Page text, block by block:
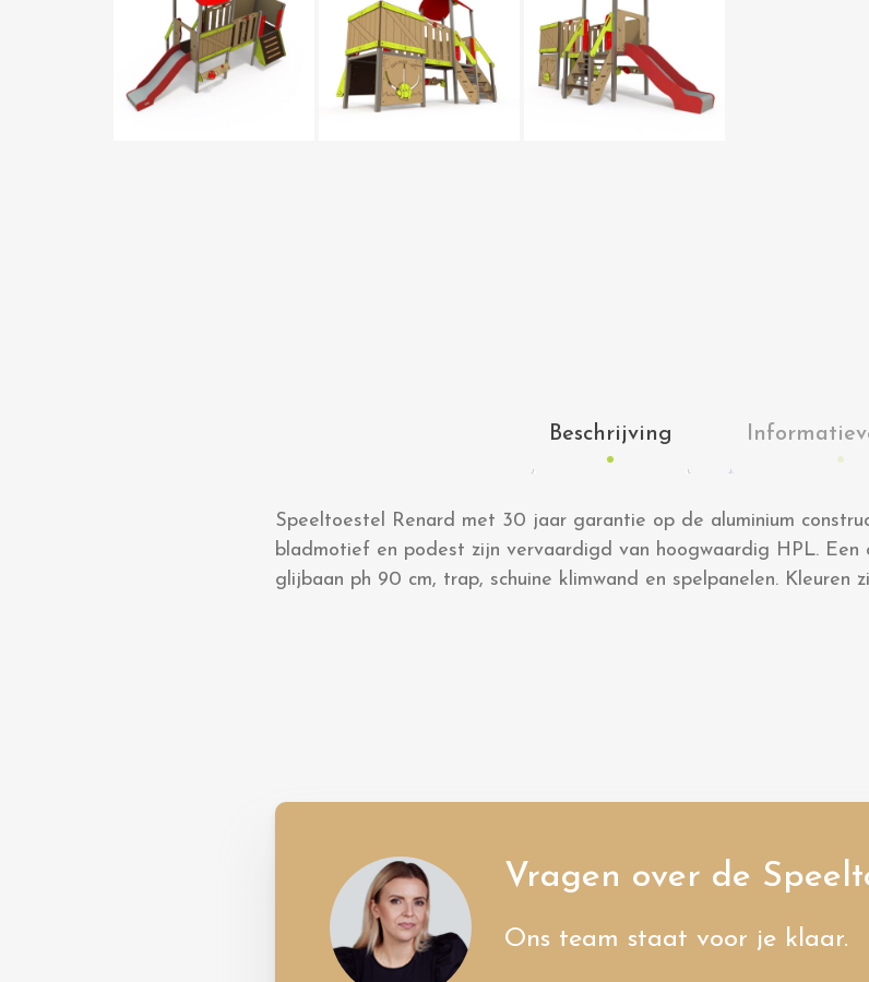
Beschrijving
Speeltoestel Renard met 30 jaar garantie op de aluminium
bladmotief en podest zijn vervaardigd van hoogwaardig HPL. Een
glijbaan ph 90 cm, trap, schuine klimwand en spelpanelen. Kleuren
Vragen over de
Ons team staat voor je klaar.